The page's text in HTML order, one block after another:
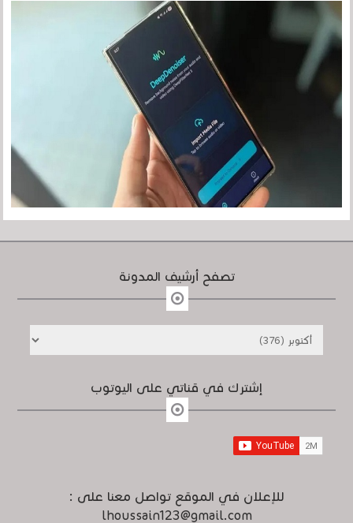
تصفح أرشيف المدونة
إشترك في قناتي على اليوتوب
للإعلان في الموقع تواصل معنا على :
lhoussain123@gmail.com